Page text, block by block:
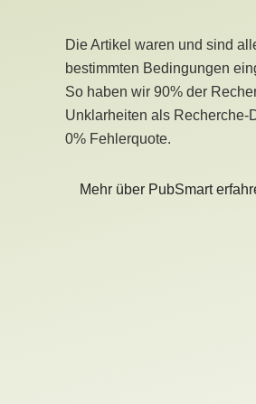
Die Artikel waren und sind
bestimmten Bedingungen
So haben wir 90% der
Unklarheiten als Recherche-
0% Fehlerquote.
Mehr über PubSmart